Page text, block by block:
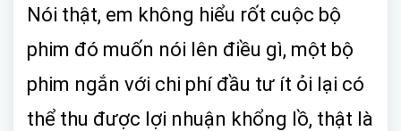
Nói thật, em không hiểu rốt cuộc bộ
phim đó muốn nói lên điều gì, một bộ
phim ngắn với chi phí đầu tư ít ỏi lại có
thể thu được lợi nhuận khổng lồ, thật là